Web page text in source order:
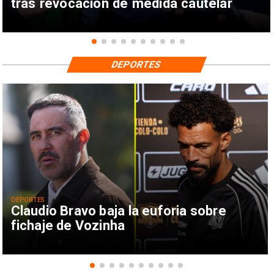
tras revocación de medida cautelar
Claudio Bravo baja la euforia sobre
fichaje de Vozinha
DEPORTES
DEPORTES